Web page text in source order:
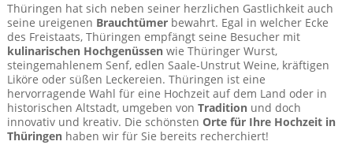
Thüringen hat sich neben seiner herzlichen Gastlichkeit auch
seine ureigenen Brauchtümerbewahrt. Egal in welcher Ecke
des Freistaats, Thüringen empfängt seine Besucher mit
kulinarischen Hochgenüssenwie Thüringer Wurst,
steingemahlenem Senf, edlen Saale-Unstrut Weine, kräftigen
Liköre oder süßen Leckereien. Thüringen ist eine
hervorragende Wahl für eine Hochzeit auf dem Land oder in
historischen Altstadt, umgeben von Traditionund doch
innovativ und kreativ. Die schönsten Orte für Ihre Hochzeit in
Thüringenhaben wir für Sie bereits recherchiert!